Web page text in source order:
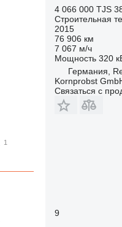
4 066 000 TJS
Строительная
2015
76 906 км
7 067 м/ч
Мощность 320
Германия,
Kornprobst
Связаться с
9